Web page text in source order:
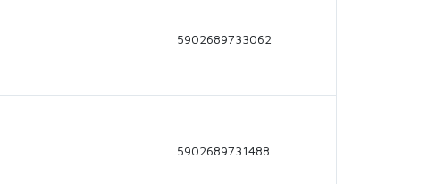
5902689733062
5902689731488